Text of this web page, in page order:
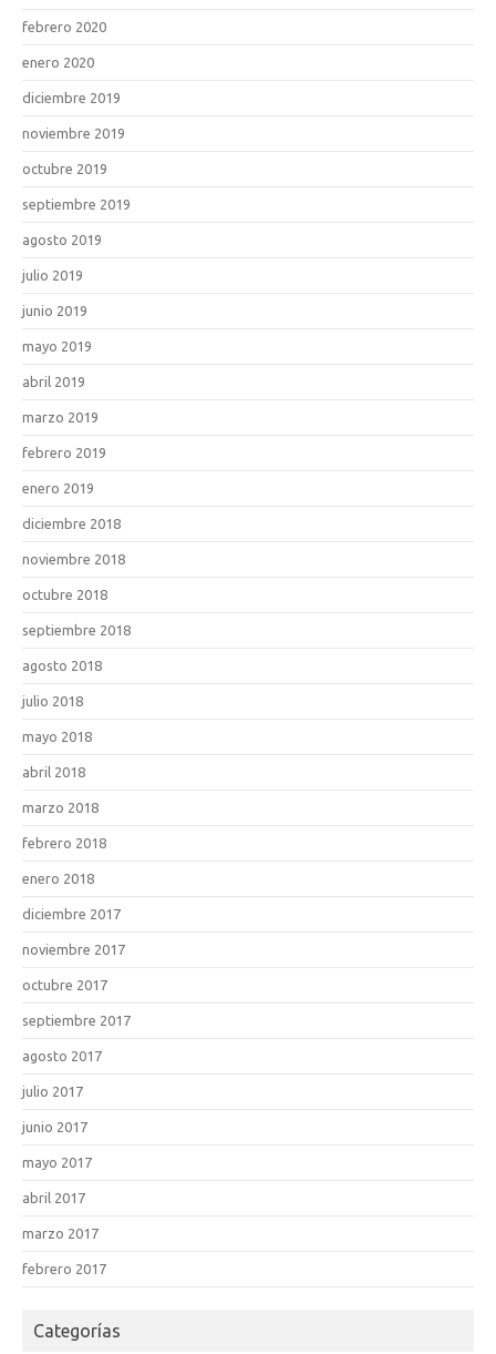
febrero 2020
enero 2020
diciembre 2019
noviembre 2019
octubre 2019
septiembre 2019
agosto 2019
julio 2019
junio 2019
mayo 2019
abril 2019
marzo 2019
febrero 2019
enero 2019
diciembre 2018
noviembre 2018
octubre 2018
septiembre 2018
agosto 2018
julio 2018
mayo 2018
abril 2018
marzo 2018
febrero 2018
enero 2018
diciembre 2017
noviembre 2017
octubre 2017
septiembre 2017
agosto 2017
julio 2017
junio 2017
mayo 2017
abril 2017
marzo 2017
febrero 2017
Categorías